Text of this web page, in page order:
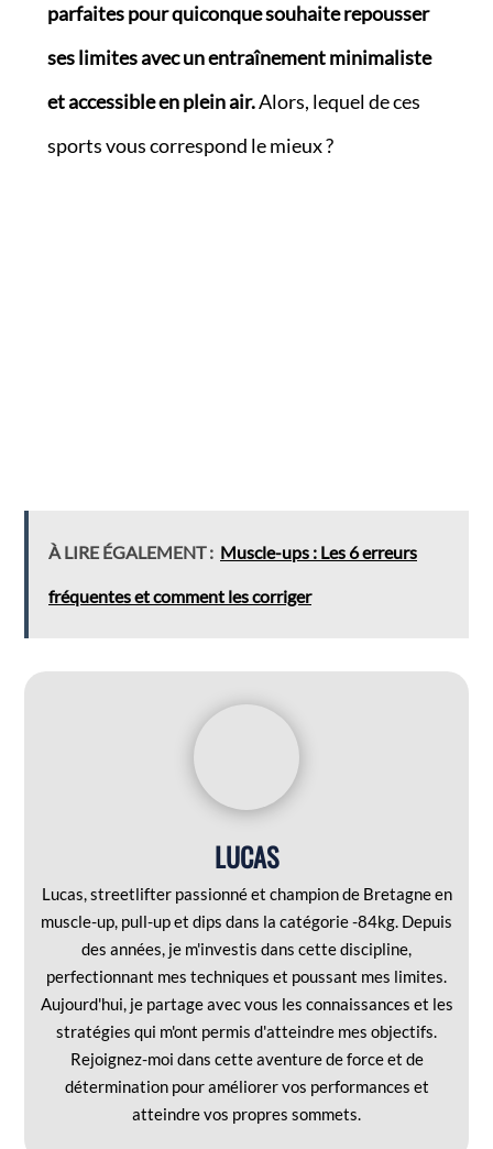
parfaites pour quiconque souhaite repousser
ses limites avec un entraînement minimaliste
et accessible en plein air.Alors, lequel de ces
sports vous correspond le mieux ?
À LIRE ÉGALEMENT : Muscle-ups : Les 6 erreurs
fréquentes et comment les corriger
LUCAS
Lucas, streetlifter passionné et champion de Bretagne en
muscle-up, pull-up et dips dans la catégorie -84kg. Depuis
des années, je m'investis dans cette discipline,
perfectionnant mes techniques et poussant mes limites.
Aujourd'hui, je partage avec vous les connaissances et les
stratégies qui m'ont permis d'atteindre mes objectifs.
Rejoignez-moi dans cette aventure de force et de
détermination pour améliorer vos performances et
atteindre vos propres sommets.